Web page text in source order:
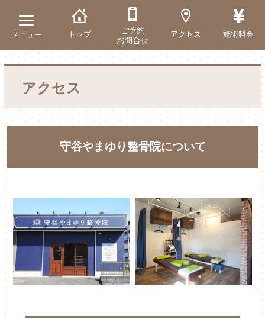
メニュー トップ
ご予約
お問合せ
アクセス 施術料金
アクセス
守谷やまゆり整骨院について